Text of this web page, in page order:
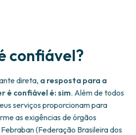
confiável?
direta, a resposta para a
é confiável é: sim. Além de todos
serviços proporcionam para
as exigências de órgãos
(Federação Brasileira dos